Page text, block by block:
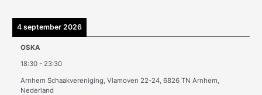
4 september 2026
OSKA
18:30 - 23:30
Arnhem Schaakvereniging, Vlamoven 22-24, 6826 TN Arnhem,
Nederland
e